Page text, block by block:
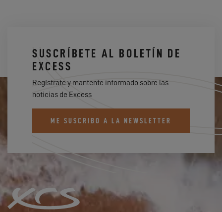
SUSCRÍBETE AL BOLETÍN DE
EXCESS
Regístrate y mantente informado sobre las
noticias de Excess
ME SUSCRIBO A LA NEWSLETTER